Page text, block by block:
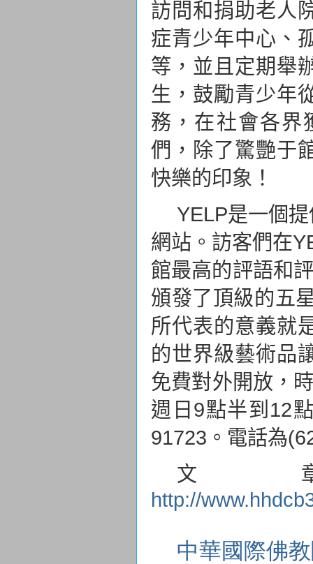
訪問和捐助老人
症青少年中心、
等，並且定期舉
生，鼓勵青少年
務，在社會各界
們，除了驚艷于
快樂的印象！
YELP是一個
網站。訪客們在
館最高的評語和
頒發了頂級的五
所代表的意義就
的世界級藝術品
免費對外開放，
週日 9點半到 12
91723 。電話為
文
http://
中華國際佛